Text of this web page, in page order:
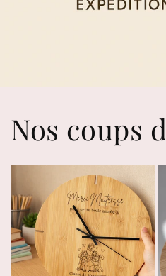
Nos coups